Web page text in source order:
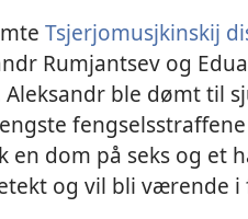
Tsjerjomusjkinskij
Rumjantsev og
ble dømt til
dom på seks og et
og vil bli værende i